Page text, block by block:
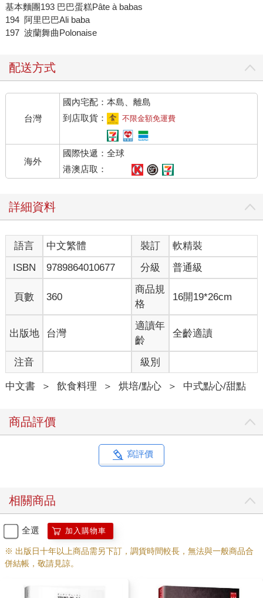
基本麵團193 巴巴蛋糕Pâte à babas
194 阿里巴巴Ali baba
197 波蘭舞曲Polonaise
配送方式
台灣
國內宅配：本島、離島
到店取貨：
不限金額免運費
海外
國際快遞：全球
港澳店取：
詳細資料
語言 中文繁體 裝訂
軟精裝
ISBN
9789864010677 分級 普通級
頁數 360
商品規
格
16開19*26cm
出版地 台灣
適讀年
齡
全齡適讀
注音 級別
中文書 ＞ 飲食料理 ＞ 烘培/點心 ＞ 中式點心/甜點
商品評價
寫評價
相關商品
全選 加入購物車
※ 出版日十年以上商品需另下訂，調貨時間較長，無法與一般商品合
併結帳，敬請見諒。